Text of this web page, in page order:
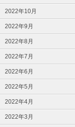
2022年10月
2022年9月
2022年8月
2022年7月
2022年6月
2022年5月
2022年4月
2022年3月